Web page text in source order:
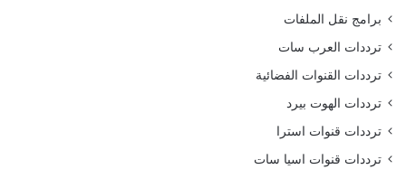
برامج نقل الملفات
ترددات العرب سات
ترددات القنوات الفضائية
ترددات الهوت بيرد
ترددات قنوات استرا
ترددات قنوات اسيا سات